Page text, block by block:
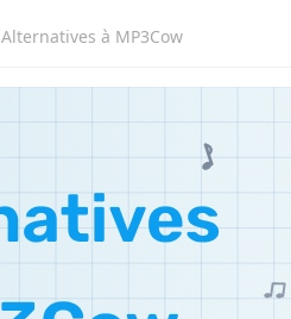
Alternatives à MP3Cow